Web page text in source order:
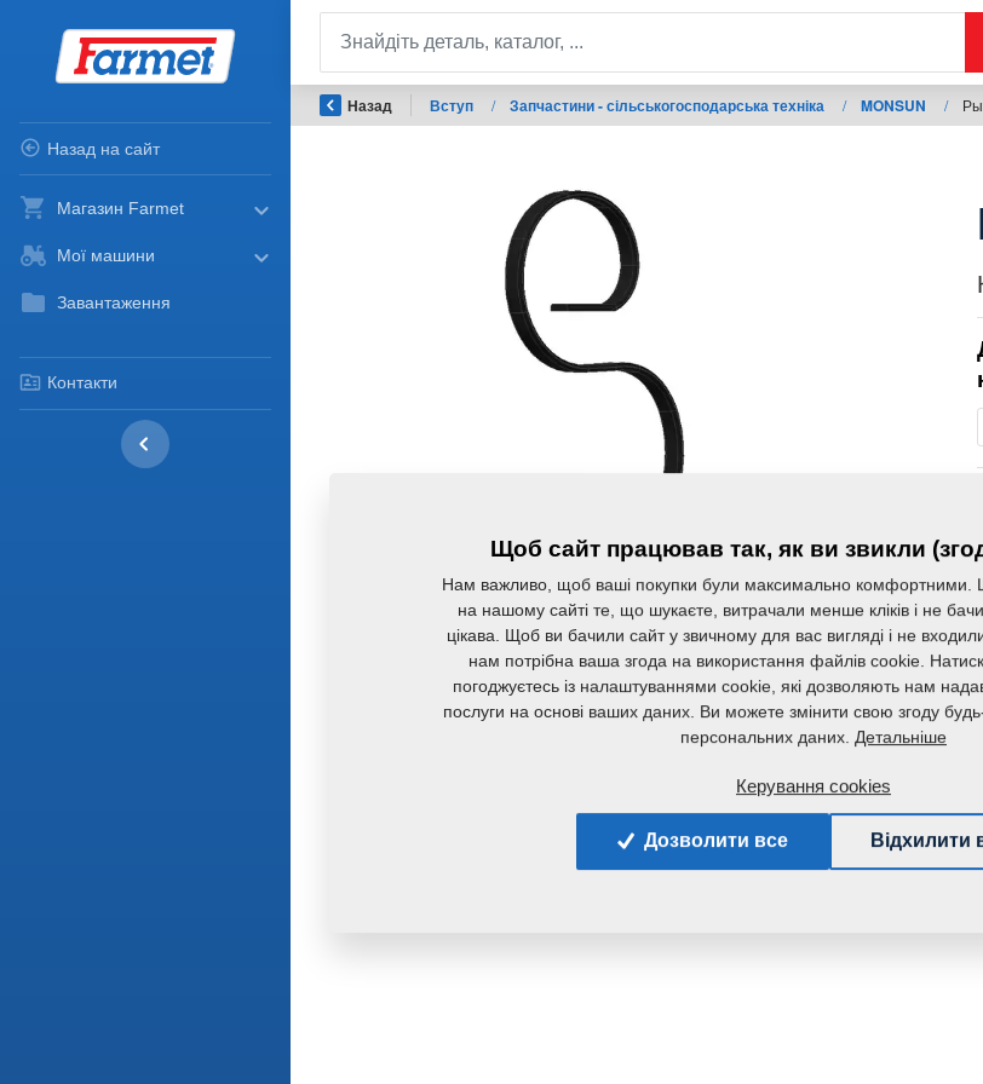
Назад на сайт
Магазин Farmet
Мої машини
Завантаження
Контакти
Назад Вступ / Запчастини - сільськогосподарська техніка / MONSUN /
Щоб сайт працював так, як ви звикли
Нам важливо, щоб ваші покупки були максимально комфортними.
на нашому сайті те, що шукаєте, витрачали менше кліків і не
цікава. Щоб ви бачили сайт у звичному для вас вигляді і не
нам потрібна ваша згода на використання файлів cookie.
погоджуєтесь із налаштуваннями cookie, які дозволяють нам
послуги на основі ваших даних. Ви можете змінити свою згоду
персональних даних. Детальніше
Керування cookies
Дозволити все Відхилити